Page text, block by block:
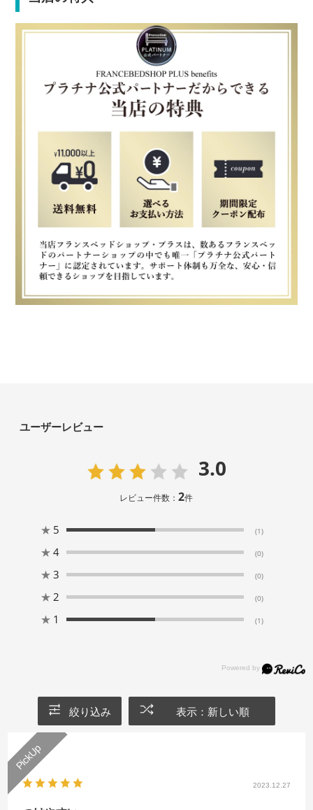
ユーザーレビュー
3.0
レビュー件数：2件
★ 5 (1)
★ 4 (0)
★ 3 (0)
★ 2 (0)
★ 1 (1)
絞り込み 表示：新しい順
2023.12.27